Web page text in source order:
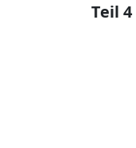
Teil 4